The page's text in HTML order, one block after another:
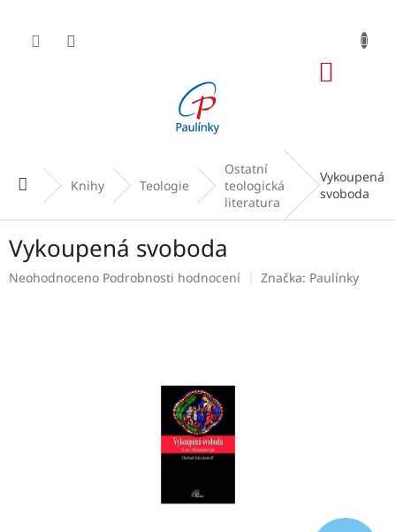
obsah
Domů Knihy Teologie
Ostatní
teologická
literatura
Vykoupená
svoboda
Vykoupená svoboda
Průměrné
Neohodnoceno Podrobnosti hodnocení Značka: Paulínky